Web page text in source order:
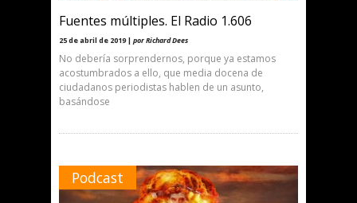
Fuentes múltiples. El Radio 1.606
25 de abril de 2019 | por Richard Dees
No debería sorprendernos, porque ya estamos
acostumbrados a ello, que media docena de
ciudadanos periodistas hablen de un asunto,
basándose
Podcast